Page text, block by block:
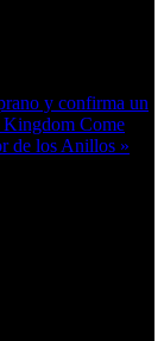
y confirma un
Kingdom Come
de los Anillos »